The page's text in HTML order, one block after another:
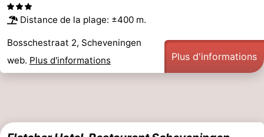
Distance de la plage: ±400 m.
Bosschestraat 2, Scheveningen
web. Plus d'informations Plus d'informations